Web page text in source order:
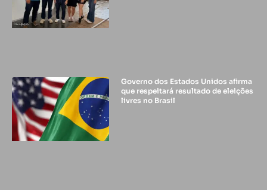
Governo dos Estados Unidos afirma
que respeitará resultado de eleições
livres no Brasil